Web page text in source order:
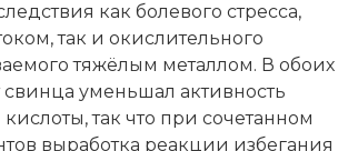
как болевого стресса,
так и окислительного
тяжёлым металлом. В обоих
свинца уменьшал активность
так что при сочетанном
выработка реакции избегания